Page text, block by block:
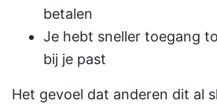
betalen
Je hebt sneller toegang
bij je past
Het gevoel dat anderen dit al